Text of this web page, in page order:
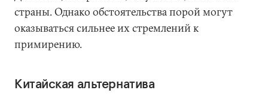
страны. Однако обстоятельства порой могут
оказываться сильнее их стремлений к
примирению.
Китайская альтернатива